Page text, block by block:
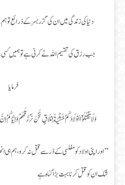
دنیا کی زندگی میں ان کی گزر بسر کے ذرائع
جب رزق کی تقسیم اللہ نے کرنی ہے تو ہمیں
فرمایا
وَ لَا تَقْتُلُوْۤا اَوْلَادَكُمْ خَشْيَةَ اِمْلَاقٍ نَحْنُ نَرْزُقُهُمْ وَ اِيَّاكُمْ
’’اور اپنی اولاد کو مفلسی کے ڈر سے قتل نہ کرو ،
شک ان کو قتل کرنا بہت بڑا گناہ ہے